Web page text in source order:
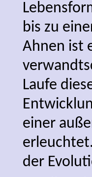
bis zu
Ahnen ist
Laufe
einer
der